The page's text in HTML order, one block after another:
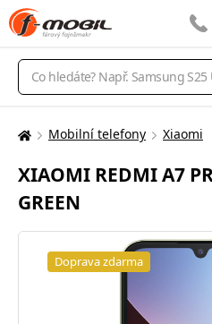
Vyhledávání
Zde
nacházíte:
Mobilní telefony Xiaomi
XIAOMI REDMI A7
GREEN
Doprava zdarma